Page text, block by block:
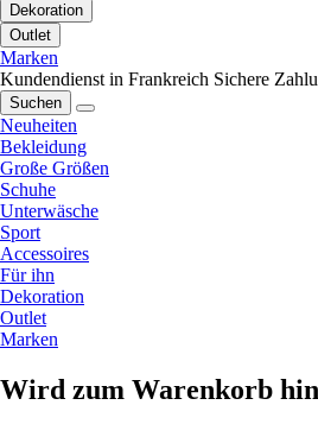
Dekoration
Outlet
Marken
Kundendienst in Frankreich Sichere
Suchen
Neuheiten
Bekleidung
Große Größen
Schuhe
Unterwäsche
Sport
Accessoires
Für ihn
Dekoration
Outlet
Marken
Wird zum Warenkorb